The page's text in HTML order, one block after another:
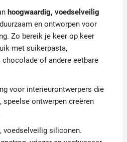
hoogwaardig, voedselveilig
en ontworpen voor
Zo bereik je keer op keer
met suikerpasta,
of andere eetbare
voor interieurontwerpers die
speelse ontwerpen creëren
voedselveilig siliconen.